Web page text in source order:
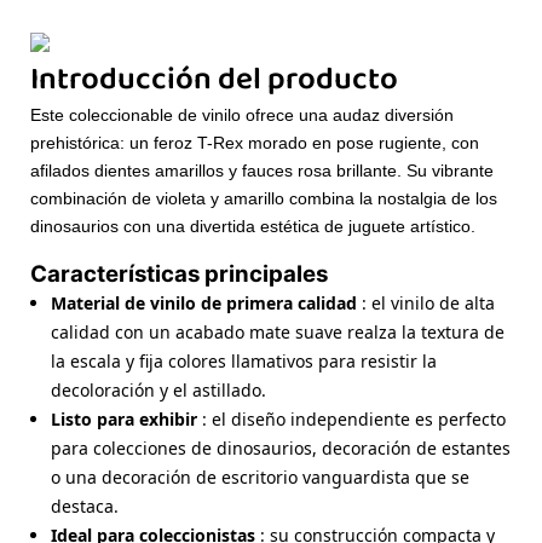
Introducción del producto
Este coleccionable de vinilo ofrece una audaz diversión
prehistórica: un feroz T-Rex morado en pose rugiente, con
afilados dientes amarillos y fauces rosa brillante. Su vibrante
combinación de violeta y amarillo combina la nostalgia de los
dinosaurios con una divertida estética de juguete artístico.
Características principales
Material de vinilo de primera calidad : el vinilo de alta
calidad con un acabado mate suave realza la textura de
la escala y fija colores llamativos para resistir la
decoloración y el astillado.
Listo para exhibir: el diseño independiente es perfecto
para colecciones de dinosaurios, decoración de estantes
o una decoración de escritorio vanguardista que se
destaca.
Ideal para coleccionistas: su construcción compacta y